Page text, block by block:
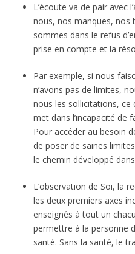
L’écoute va de pair avec
nous, nos manques, nos
sommes dans le refus
prise en compte et la
Par exemple, si nous
n’avons pas de limites,
nous les sollicitations, ce
met dans l’incapacité de
Pour accéder au besoin
de poser de saines
le chemin développé
L’observation de Soi, la
les deux premiers axes
enseignés à tout un
permettre à la personne
santé. Sans la santé, le